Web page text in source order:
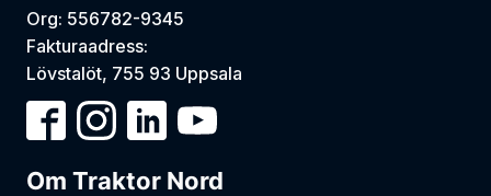
Org: 556782-9345
Fakturaadress:
Lövstalöt, 755 93 Uppsala
Om Traktor Nord